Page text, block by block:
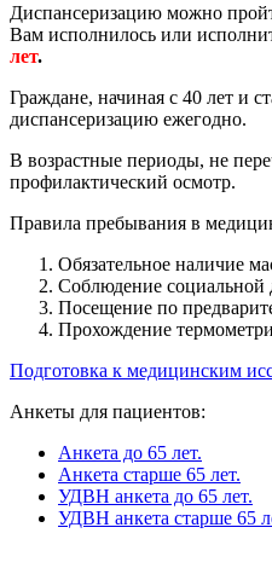
Диспансеризацию можно
Вам исполнилось или
лет.
Граждане, начиная с 40 лет и
диспансеризацию ежегодно.
В возрастные периоды, не
профилактический осмотр.
Правила пребывания в
Обязательное наличие
Соблюдение социальной
Посещение по
Прохождение
Подготовка к медицинским
Анкеты для пациентов:
Анкета до 65 лет.
Анкета старше 65 лет.
УДВН анкета до 65 лет.
УДВН анкета старше 65